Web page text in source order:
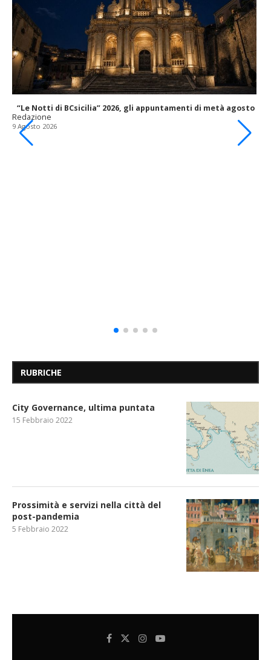
“Le Notti di BCsicilia” 2026, gli appuntamenti di metà agosto
Redazione
9 Agosto 2026
RUBRICHE
City Governance, ultima puntata
15 Febbraio 2022
Prossimità e servizi nella città del
post-pandemia
5 Febbraio 2022